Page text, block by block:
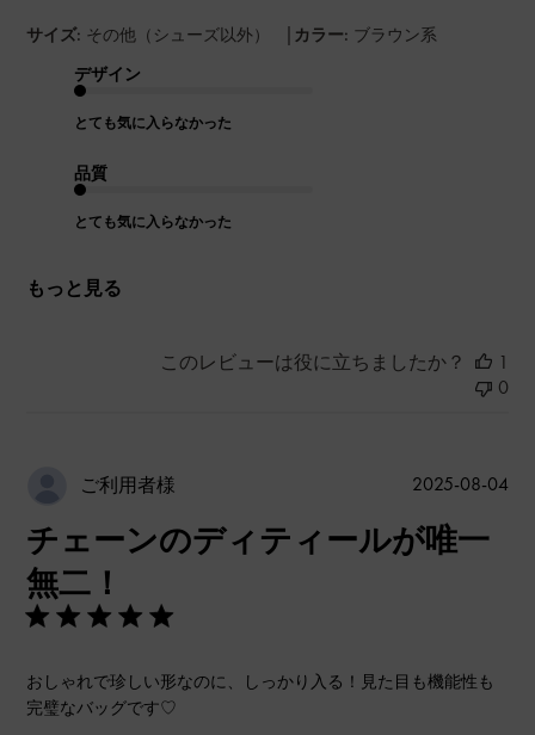
サイズ: その他（シューズ以外） | カラー: ブラウン系
デザイン
とても気に入らなかった
品質
とても気に入らなかった
もっと見る
このレビューは役に立ちましたか？
1
0
ご利用者様
チェーンのディティールが唯一
無二！
おしゃれで珍しい形なのに、しっかり入る！見た目も機能性も
完璧なバッグです♡
公
2025-08-04